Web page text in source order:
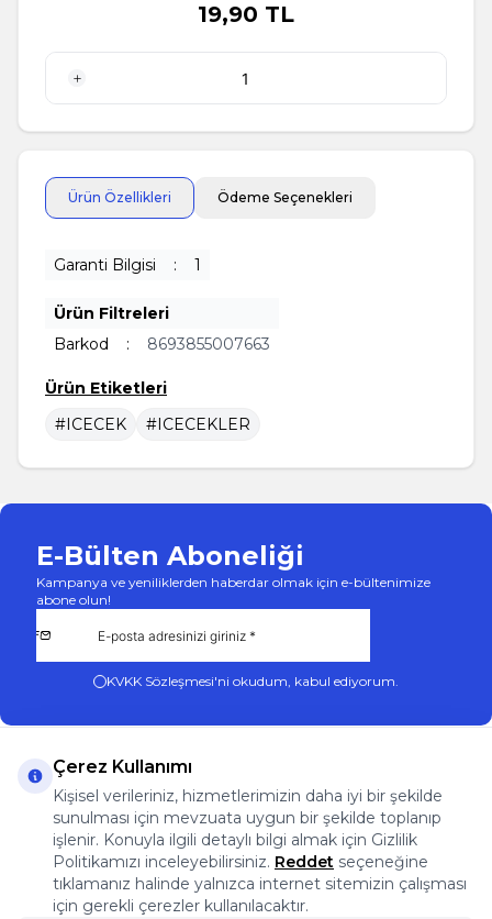
19,90 TL
Ürün Özellikleri Ödeme Seçenekleri
Garanti Bilgisi : 1
Ürün Filtreleri
Barkod
: 8693855007663
Ürün Etiketleri
#ICECEK
#ICECEKLER
E-Bülten Aboneliği
Kampanya ve yeniliklerden haberdar olmak için e-bültenimize
abone olun!
KVKK Sözleşmesi'ni okudum, kabul ediyorum.
App StorePlay Store
FacebookInstagram
Önemli Bilgiler
Önemli Bilgiler
Hızlı Erişim
Çerez Kullanımı
Kişisel verileriniz, hizmetlerimizin daha iyi bir şekilde
sunulması için mevzuata uygun bir şekilde toplanıp
işlenir. Konuyla ilgili detaylı bilgi almak için Gizlilik
Politikamızı inceleyebilirsiniz. Reddet seçeneğine
tıklamanız halinde yalnızca internet sitemizin çalışması
için gerekli çerezler kullanılacaktır.